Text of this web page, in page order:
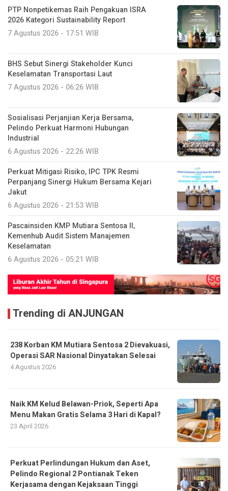
PTP Nonpetikemas Raih Pengakuan ISRA
2026 Kategori Sustainability Report
7 Agustus 2026 - 17:51 WIB
BHS Sebut Sinergi Stakeholder Kunci
Keselamatan Transportasi Laut
7 Agustus 2026 - 06:26 WIB
Sosialisasi Perjanjian Kerja Bersama,
Pelindo Perkuat Harmoni Hubungan
Industrial
6 Agustus 2026 - 22:26 WIB
Perkuat Mitigasi Risiko, IPC TPK Resmi
Perpanjang Sinergi Hukum Bersama Kejari
Jakut
6 Agustus 2026 - 21:53 WIB
Pascainsiden KMP Mutiara Sentosa II,
Kemenhub Audit Sistem Manajemen
Keselamatan
6 Agustus 2026 - 05:21 WIB
Trending di ANJUNGAN
238 Korban KM Mutiara Sentosa 2 Dievakuasi,
Operasi SAR Nasional Dinyatakan Selesai
4 Agustus 2026
Naik KM Kelud Belawan-Priok, Seperti Apa
Menu Makan Gratis Selama 3 Hari di Kapal?
23 April 2026
Perkuat Perlindungan Hukum dan Aset,
Pelindo Regional 2 Pontianak Teken
Kerjasama dengan Kejaksaan Tinggi